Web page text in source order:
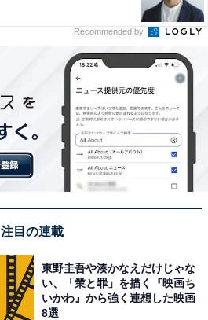
Recommended by
注目の連載
東野圭吾や湊かなえだけじゃな
い、「業と罪」を描く『映画ち
いかわ』から強く連想した映画
8選